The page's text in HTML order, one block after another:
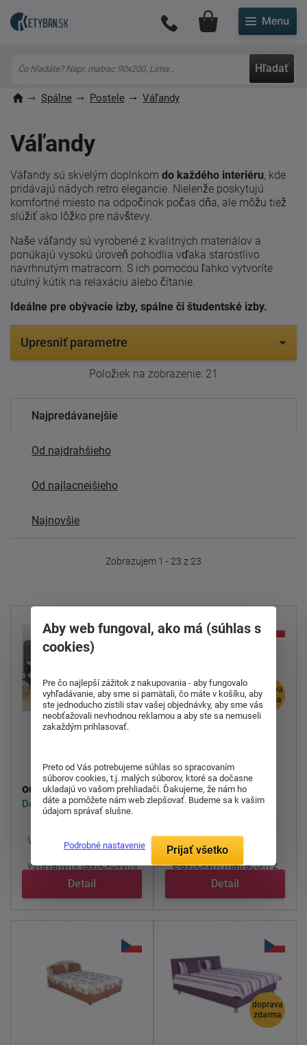
Hľadať
Môj účet
Spálne Postele Váľandy
Váľandy
Váľandy sú skvelým doplnkom do každého interiéru, kde
pridávajú nádych retro elegancie. Nielenže poskytujú
komfortné miesto na odpočinok počas dňa, ale môžu tiež
slúžiť ako lôžko pre návštevy.
Naše váľandy sú vyrobené z kvalitných materiálov a
ponúkajú vysokú úroveň pohodlia vďaka starostlivo
navrhnutým matracom. S ich pomocou ľahko vytvoríte
útulný kútik na relaxáciu alebo čítanie.
Ideálne pre obývacie izby, spálne či študentské izby.
Upresniť parametre
Položiek na zobrazenie: 21
Najpredávanejšie
Od najdrahšieho
Od najlacnejšieho
Najnovšie
Zobrazujem 1 - 23 z 23
doprava
zdarma
od 1 224,00 €
Dodáváme do 1-3 týdnů
Vysoká posteľBedfords
úložným priestorom,
vstavanými taštičkovými
...
Detail
doprava
zdarma
od655,00 €
Dodáváme do 8-9 týdnů
Tradičné celočalúnené
dvojlôžko Kappa s
elastickým matracom z
PUR ...
Detail
doprava
zdarma
Aby web fungoval, ako má (súhlas s
cookies)
Pre čo najlepší zážitok z nakupovania - aby fungovalo
vyhľadávanie, aby sme si pamätali, čo máte v košíku, aby
ste jednoducho zistili stav vašej objednávky, aby sme vás
neobťažovali nevhodnou reklamou a aby ste sa nemuseli
zakaždým prihlasovať.
Preto od Vás potrebujeme súhlas so spracovaním
súborov cookies, t.j. malých súborov, ktoré sa dočasne
ukladajú vo vašom prehliadači. Ďakujeme, že nám ho
dáte a pomôžete nám web zlepšovať. Budeme sa k vašim
údajom správať slušne.
Podrobné nastavenie Prijať všetko